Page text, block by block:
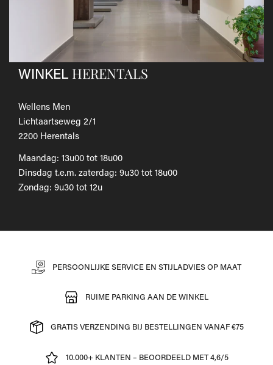
Als je het wilt omruilen voor een ander artikel, dien je een
nieuwe bestelling te plaatsen.
Voor onze uitgebreide beleid betreffende verzenden en
retourneren, raadpleeg onze Veelgestelde vragen
WINKEL HERENTALS
Wellens Men
Lichtaartseweg 2/1
2200 Herentals
Maandag: 13u00 tot 18u00
Dinsdag t.e.m. zaterdag: 9u30 tot 18u00
Zondag: 9u30 tot 12u
PERSOONLIJKE SERVICE EN STIJLADVIES OP MAAT
RUIME PARKING AAN DE WINKEL
GRATIS VERZENDING BIJ BESTELLINGEN VANAF €75
10.000+ KLANTEN – BEOORDEELD MET 4,6/5